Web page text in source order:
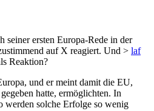
seiner ersten Europa-Rede in der
auf X reagiert. Und > laf
Reaktion?
und er meint damit die EU,
hatte, ermöglichten. In
werden solche Erfolge so wenig